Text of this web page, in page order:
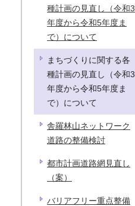
種計画の見直し（令和3
年度から令和5年度ま
で）について
まちづくりに関する各
種計画の見直し（令和3
年度から令和5年度ま
で）について
舎羅林山ネットワーク
道路の整備検討
都市計画道路網見直し
（案）
バリアフリー重点整備